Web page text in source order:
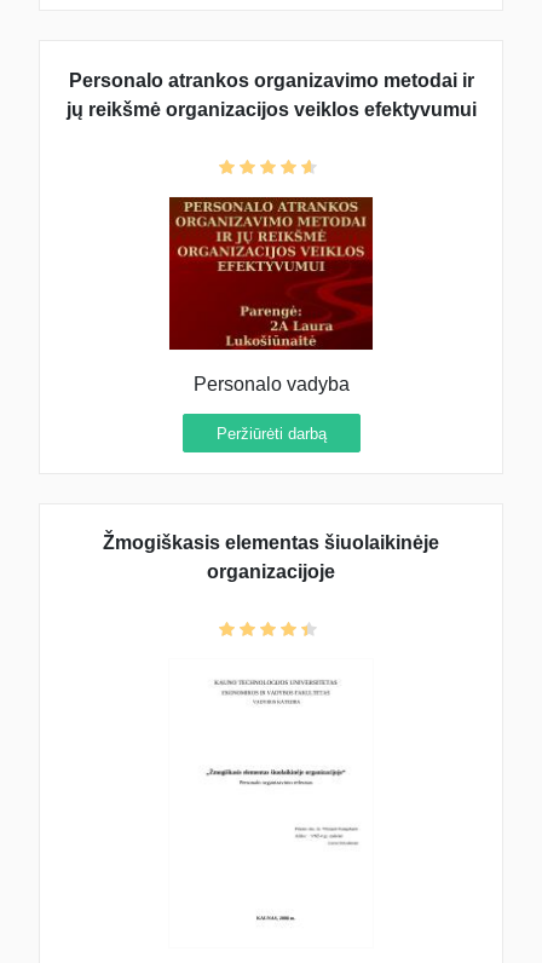
Personalo atrankos organizavimo metodai ir
jų reikšmė organizacijos veiklos efektyvumui
Personalo vadyba
Peržiūrėti darbą
Žmogiškasis elementas šiuolaikinėje
organizacijoje